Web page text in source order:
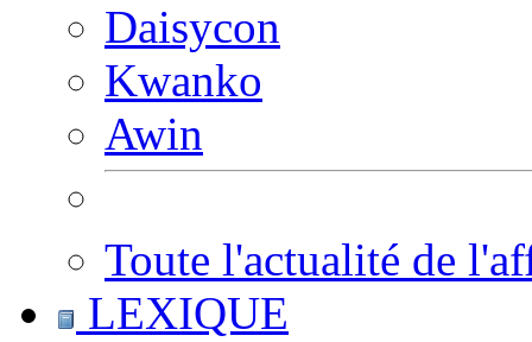
Daisycon
Kwanko
Awin
Toute l'actualité de
LEXIQUE